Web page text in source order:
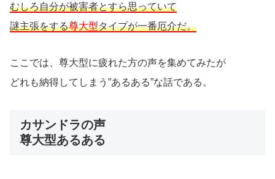
むしろ自分が被害者とすら思っていて
謎主張をする尊大型タイプが一番厄介だ。
ここでは、尊大型に疲れた方の声を集めてみたが
どれも納得してしまう”あるある”な話である。
カサンドラの声
尊大型あるある